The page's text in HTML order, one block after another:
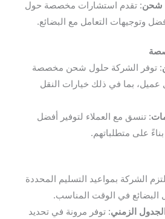
شحن: تقدم استشارات مخصصة حول
وتوجيهات التعامل مع البضائع.
: توفر الشركة حلول شحن مخصصة
عميل، بما في ذلك خيارات النقل
: تنسق مع العملاء لتوفير أفضل
على متطلباتهم.
الشركة بمواعيد التسليم المحددة
في الوقت المناسب.
الزمني: توفر مرونة في تحديد